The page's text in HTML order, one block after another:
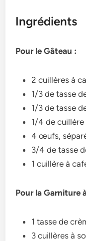
Ingrédients
Pour le Gâteau :
2 cuillères à
1/3 de tasse
1/3 de tasse
1/4 de
4 œufs,
3/4 de tasse
1 cuillère à
Pour la Garniture
1 tasse de
3 cuillères à